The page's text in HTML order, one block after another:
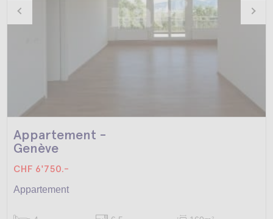
Appartement -
Genève
CHF 6'750.-
Appartement